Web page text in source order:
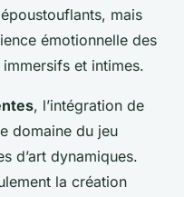
mais
émotionnelle des
et intimes.
, l’intégration de
domaine du jeu
d’art dynamiques.
la création